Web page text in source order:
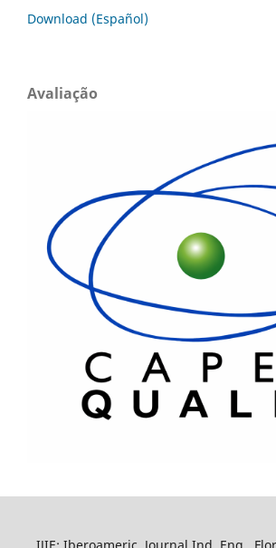
Download (Español)
Avaliação